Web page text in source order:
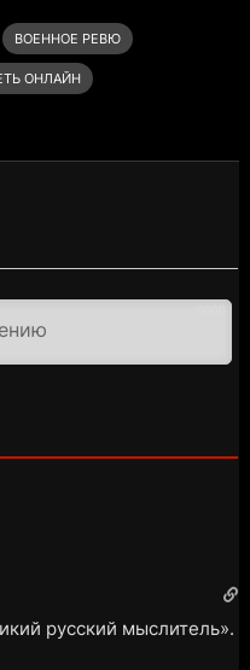
ВОЕННОЕ РЕВЮ
ОНЛАЙН
русский мыслитель».